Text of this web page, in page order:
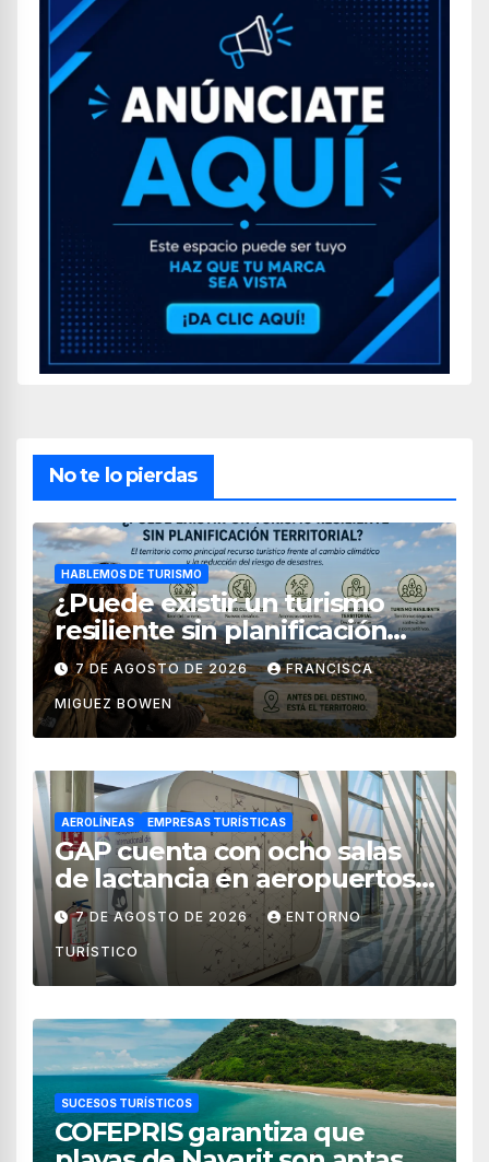
No te lo pierdas
HABLEMOS DE TURISMO
¿Puede existir un turismo
resiliente sin planificación
territorial?
7 DE AGOSTO DE 2026 FRANCISCA
MIGUEZ BOWEN
AEROLÍNEAS EMPRESAS TURÍSTICAS
GAP cuenta con ocho salas
de lactancia en aeropuertos
de México
7 DE AGOSTO DE 2026 ENTORNO
TURÍSTICO
SUCESOS TURÍSTICOS
COFEPRIS garantiza que